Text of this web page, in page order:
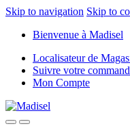
Skip to navigation Skip to
Bienvenue à Madisel
Localisateur de
Suivre votre
Mon Compte